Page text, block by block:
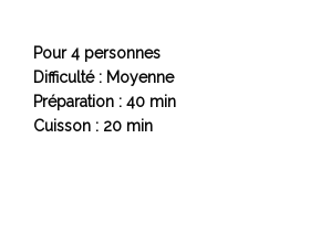
Pour 4 personnes
Difficulté : Moyenne
Préparation : 40 min
Cuisson : 20 min